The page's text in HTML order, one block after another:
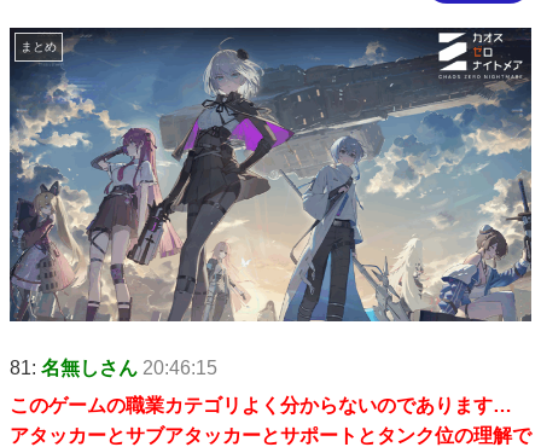
まとめ
81: 名無しさん 20:46:15
このゲームの職業カテゴリよく分からないのであります…
アタッカーとサブアタッカーとサポートとタンク位の理解で